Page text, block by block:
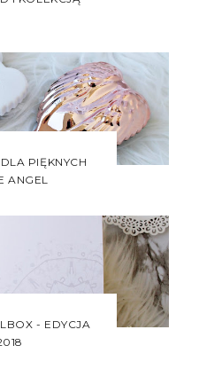
PIĘKNYCH
ANGEL
- EDYCJA